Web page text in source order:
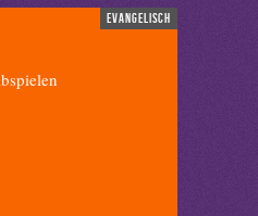
evangelisch